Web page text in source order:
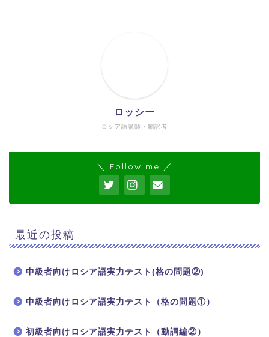
ロシア語講師・翻訳者
ロッシー
＼ Follow me ／
最近の投稿
中級者向けロシア語実力テスト(格の問題②)
中級者向けロシア語実力テスト（格の問題①）
初級者向けロシア語実力テスト（動詞編②）
ホーム